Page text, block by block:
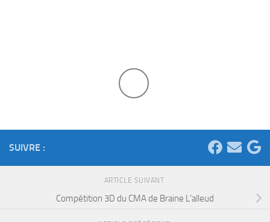
SUIVRE :
ARTICLE SUIVANT
Compétition 3D du CMA de Braine L’alleud